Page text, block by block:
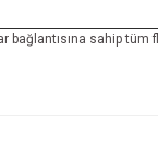
bağlantısına sahip tüm